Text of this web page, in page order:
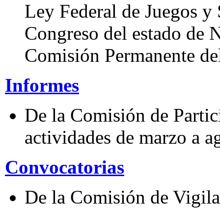
Ley Federal de Juegos y
Congreso del estado de
Comisión Permanente
Informes
De la Comisión de
actividades de marzo a
Convocatorias
De la Comisión de